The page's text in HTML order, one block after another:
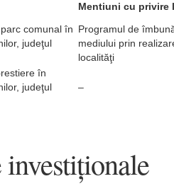
Mentiuni cu privire
comunal în
judeţul
Programul de
mediului prin
localităţi
în
judeţul
–